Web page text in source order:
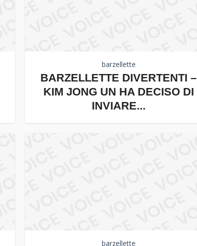
barzellette
BARZELLETTE DIVERTENTI –
KIM JONG UN HA DECISO DI
INVIARE...
barzellette